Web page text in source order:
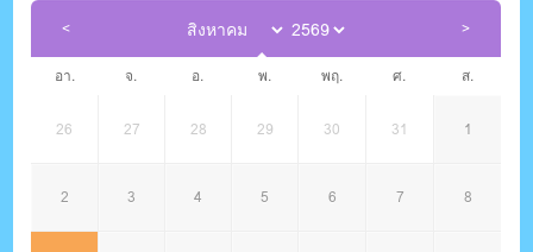
อา. จ. อ. พ. พฤ. ศ. ส.
26 27 28 29 30 31 1
2 3 4 5 6 7 8